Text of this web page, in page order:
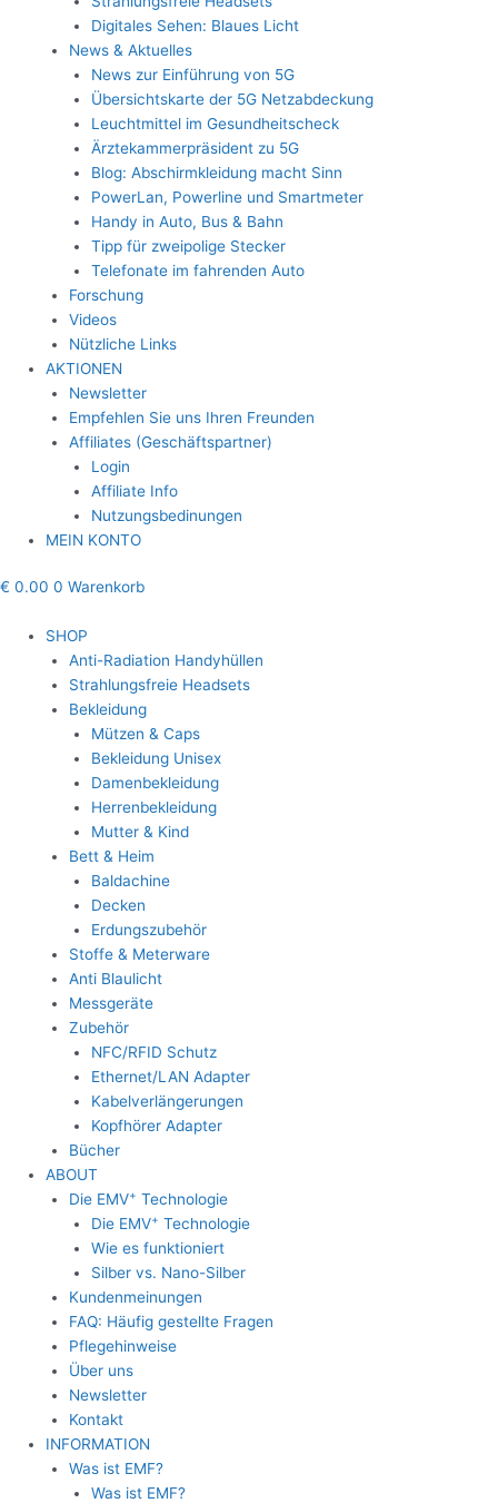
Digitales Sehen: Blaues Licht
News & Aktuelles
News zur Einführung von 5G
Übersichtskarte der 5G Netzabdeckung
Leuchtmittel im Gesundheitscheck
Ärztekammerpräsident zu 5G
Blog: Abschirmkleidung macht Sinn
PowerLan, Powerline und Smartmeter
Handy in Auto, Bus & Bahn
Tipp für zweipolige Stecker
Telefonate im fahrenden Auto
Forschung
Videos
Nützliche Links
AKTIONEN
Newsletter
Empfehlen Sie uns Ihren Freunden
Affiliates (Geschäftspartner)
Login
Affiliate Info
Nutzungsbedinungen
MEIN KONTO
€ 0.00 0 Warenkorb
SHOP
Anti-Radiation Handyhüllen
Strahlungsfreie Headsets
Bekleidung
Mützen & Caps
Bekleidung Unisex
Damenbekleidung
Herrenbekleidung
Mutter & Kind
Bett & Heim
Baldachine
Decken
Erdungszubehör
Stoffe & Meterware
Anti Blaulicht
Messgeräte
Zubehör
NFC/RFID Schutz
Ethernet/LAN Adapter
Kabelverlängerungen
Kopfhörer Adapter
Bücher
ABOUT
Die EMV+ Technologie
Die EMV+ Technologie
Wie es funktioniert
Silber vs. Nano-Silber
Kundenmeinungen
FAQ: Häufig gestellte Fragen
Pflegehinweise
Über uns
Newsletter
Kontakt
INFORMATION
Was ist EMF?
Was ist EMF?